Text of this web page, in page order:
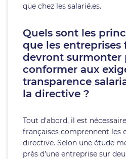
que chez les salarié.es.
Quels sont les
que les entreprises
devront surmonter
conformer aux
transparence
la directive ?
Tout d’abord, il est
françaises comprennent les
directive. Selon une étude
près d’une entreprise sur